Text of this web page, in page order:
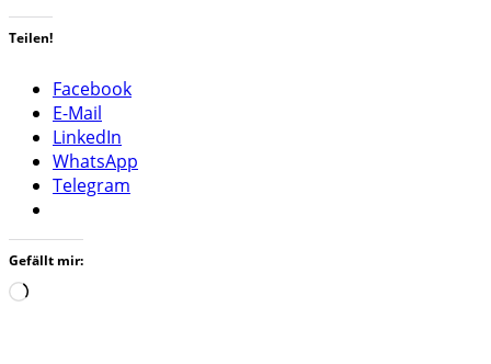
Teilen!
Facebook
E-Mail
LinkedIn
WhatsApp
Telegram
Gefällt mir:
Wird